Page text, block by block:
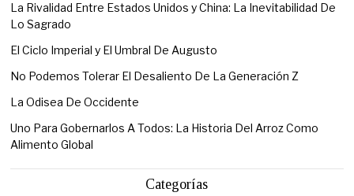
La Rivalidad Entre Estados Unidos y China: La Inevitabilidad De
Lo Sagrado
El Ciclo Imperial y El Umbral De Augusto
No Podemos Tolerar El Desaliento De La Generación Z
La Odisea De Occidente
Uno Para Gobernarlos A Todos: La Historia Del Arroz Como
Alimento Global
Categorías